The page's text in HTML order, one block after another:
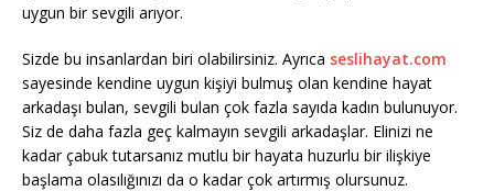
uygun bir sevgili arıyor.
Sizde bu insanlardan biri olabilirsiniz. Ayrıca seslihayat.com
sayesinde kendine uygun kişiyi bulmuş olan kendine hayat
arkadaşı bulan, sevgili bulan çok fazla sayıda kadın bulunuyor.
Siz de daha fazla geç kalmayın sevgili arkadaşlar. Elinizi ne
kadar çabuk tutarsanız mutlu bir hayata huzurlu bir ilişkiye
başlama olasılığınızı da o kadar çok artırmış olursunuz.